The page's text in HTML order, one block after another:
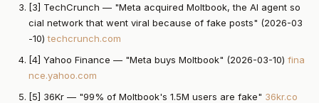
[3] TechCrunch — "Meta acquired Moltbook, the AI agent so
cial network that went viral because of fake posts" (2026-03
-10)techcrunch.com
[4] Yahoo Finance — "Meta buys Moltbook" (2026-03-10) fina
nce.yahoo.com
[5] 36Kr — "99% of Moltbook's 1.5M users are fake" 36kr.co